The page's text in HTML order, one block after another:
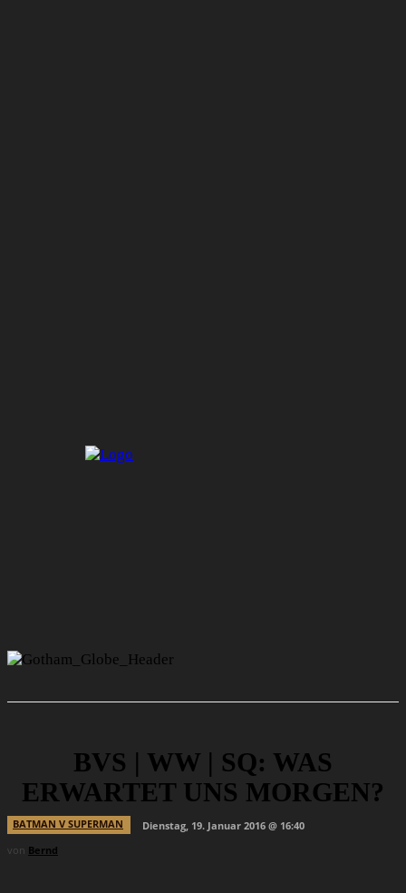
BVS | WW | SQ: WAS
ERWARTET UNS MORGEN?
BATMAN V SUPERMAN
Dienstag, 19. Januar 2016 @ 16:40
von Bernd